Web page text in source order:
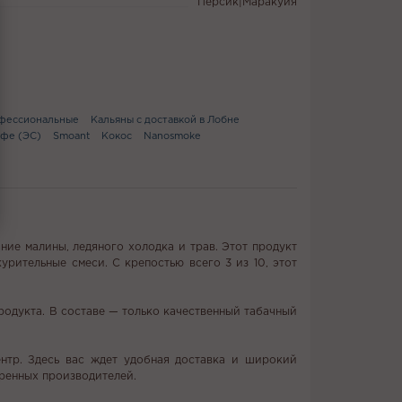
Персик|Маракуйя
Кальяны с доставкой в Лобне
(ЭС) Smoant Кокос Nanosmoke
малины, ледяного холодка и трав. Этот продукт
смеси. С крепостью всего 3 из 10, этот
В составе — только качественный табачный
Здесь вас ждет удобная доставка и широкий
производителей.